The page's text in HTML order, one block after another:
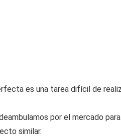
es una tarea difícil de
por el mercado
similar.